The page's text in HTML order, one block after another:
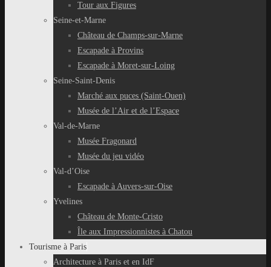
Tour aux Figures
Seine-et-Marne
Château de Champs-sur-Marne
Escapade à Provins
Escapade à Moret-sur-Loing
Seine-Saint-Denis
Marché aux puces (Saint-Ouen)
Musée de l’Air et de l’Espace
Val-de-Marne
Musée Fragonard
Musée du jeu vidéo
Val-d’Oise
Escapade à Auvers-sur-Oise
Yvelines
Château de Monte-Cristo
Île aux Impressionnistes à Chatou
Tourisme à Paris
Architecture à Paris et en IdF